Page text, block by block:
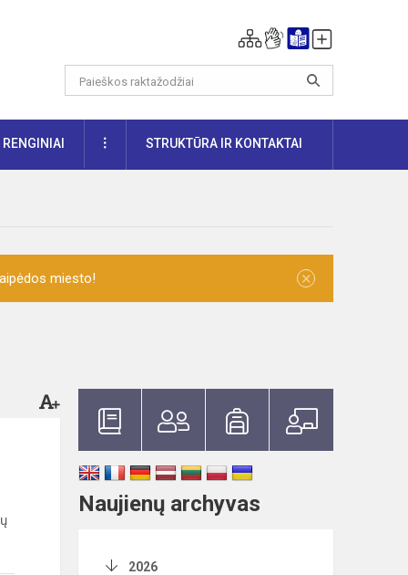
RENGINIAI DAUGIAUSTRUKTŪRA IR KONTAKTAI
miesto! ×
Naujienų archyvas
2026